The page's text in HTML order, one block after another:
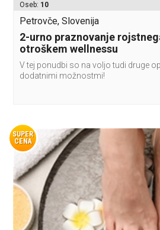
Oseb: 10
Petrovče, Slovenija
2-urno praznovanje
otroškem wellnessu
V tej ponudbi so na voljo tudi druge
dodatnimi možnostmi!
SUPER
CENA